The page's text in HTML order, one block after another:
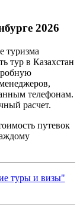
2026
туризма
тур в Казахстан
телефонам.
расчет.
путевок
туры и визы"